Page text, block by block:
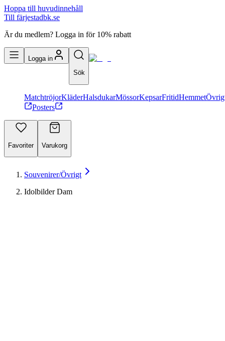
Hoppa till huvudinnehåll
Till färjestadbk.se
Är du medlem? Logga in för 10% rabatt
Logga in
Sök
MatchtröjorKläderHalsdukarMössorKepsarFritidHemmet
Posters
Favoriter Varukorg
Souvenirer/Övrigt
Idolbilder Dam